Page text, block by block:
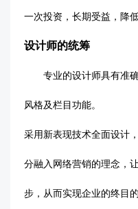
一次投资，长期受益，降
设计师的统筹
专业的设计师具有准
风格及栏目功能。
采用新表现技术全面设计
分融入网络营销的理念，
步，从而实现企业的终目的